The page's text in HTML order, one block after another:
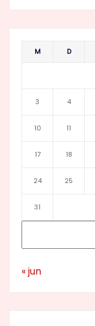
M D
3 4
10 11
17 18
24 25
31
« jun